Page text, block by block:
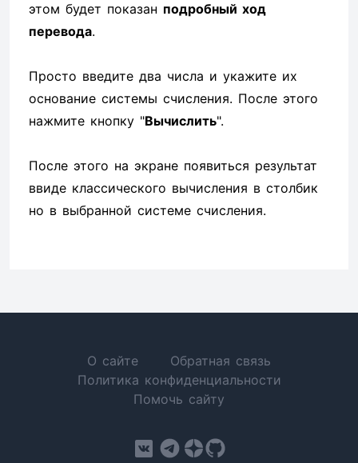
этом будет показан подробный ход
перевода.
Просто введите два числа и укажите их
основание системы счисления. После этого
нажмите кнопку "Вычислить".
После этого на экране появиться результат
ввиде классического вычисления в столбик
но в выбранной системе счисления.
О сайте
Обратная связь
Политика конфиденциальности
Помочь сайту